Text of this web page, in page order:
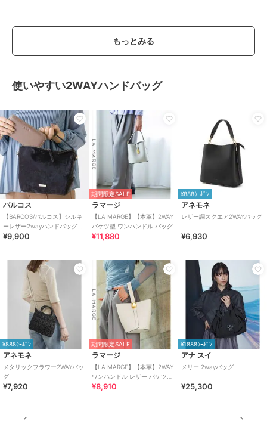
もっとみる
使いやすい2WAYハンドバッグ
バルコス
【BARCOS/バルコス】シルキ
ーレザー2wayハンドバッグ＜
ヴェルーチェ＞
¥9,900
期間限定SALE
ラマージ
【LA MARGE】【本革】2WAY
バケツ型 ワンハンドル バッグ
¥11,880
¥888ｸｰﾎﾟﾝ
アネモネ
レザー調スクエア2WAYバッグ
¥6,930
¥888ｸｰﾎﾟﾝ
アネモネ
メタリックフラワー2WAYバッ
グ
¥7,920
期間限定SALE
ラマージ
【LA MARGE】【本革】2WAY
ワンハンドル レザー バケツバ
ッグ
¥8,910
¥1888ｸｰﾎﾟﾝ
アナ スイ
メリー 2wayバッグ
¥25,300